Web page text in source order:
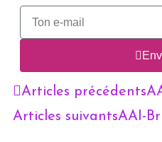
Articles précédents
Articles suivantsAAI-